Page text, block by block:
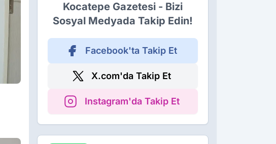
Kocatepe Gazetesi - Bizi
Sosyal Medyada Takip Edin!
Facebook'ta Takip Et
X.com'da Takip Et
Instagram'da Takip Et